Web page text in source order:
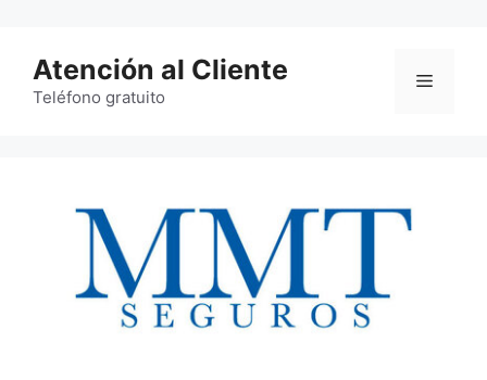
contenido
Atención al Cliente
Teléfono gratuito
Menú